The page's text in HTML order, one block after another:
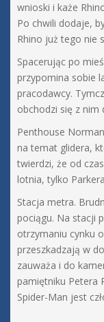
wnioski i każe
Po chwili dodaje,
Rhino już tego nie
Spacerując po
przypomina sobie
pracodawcy.
obchodzi się z nim
Penthouse
na temat glidera,
twierdzi, że od
lotnia, tylko
Stacja metra.
pociągu. Na stacji
otrzymaniu cynku
przeszkadzają w
zauważa i do
pamiętniku Petera
Spider-Man jest